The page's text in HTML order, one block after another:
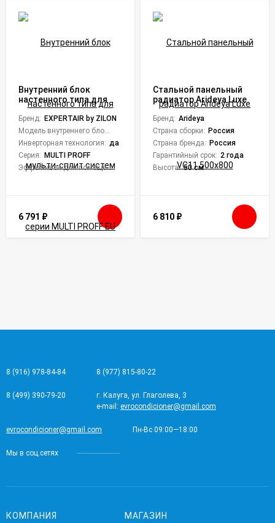
Внутренний блок
настенного типа для
мульти-сплит систем
серии MULTI PROFF EU
ERP Inverter ZAC-
MIE/PR09NPZ-IU
Бренд: EXPERTAIR by ZILON
Модель внутреннего блока:
ZAC-MIE/PR09NPZ-IU
Инверторная технология: да
Серия: MULTI PROFF
Эффективен для помещений площадью до: 28
6 791 ₽
Стальной панельный
радиатор Arideya Luxe
VC11 500x800
Бренд: Arideya
Страна сборки: Россия
Страна бренда: Россия
Гарантийный срок: 2 года
Высота: 50 см
6 810 ₽
8 (916) 978-84-84 8 (977) 815-80-22
8 (499) 390-79-20
г. Калуга, ул. Глаголева, 3
e-mail: evrocondicioner@gmail.com
evrocondicioner@gmail.com Пн-Вс 09:00—18:00
Мы в соц.сетях
КОМПАНИЯ МАГАЗИН